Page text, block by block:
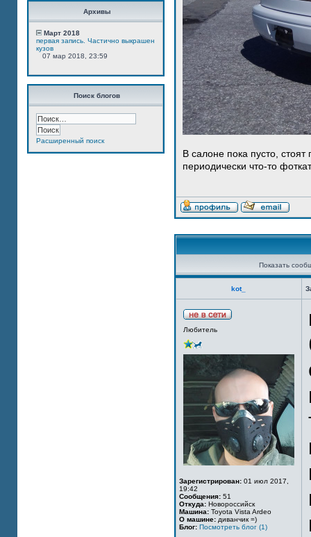
Архивы
Март 2018
первая запись. Частично выкрашен
кузов
07 мар 2018, 23:59
Поиск блогов
Расширенный поиск
В салоне пока пусто,
периодически что-то
Показать
kot_
Любитель
Зарегистрирован: 01 июл 2017,
19:42
Сообщения: 51
Откуда: Новороссийск
Машина: Toyota Vista Ardeo
О машине: диванчик =)
Блог: Посмотреть блог (1)